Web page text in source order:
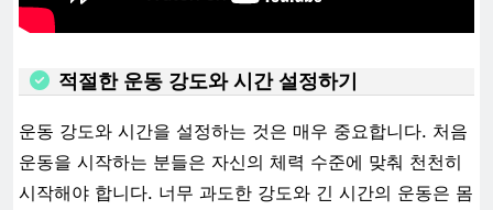
적절한 운동 강도와 시간 설정하기
운동 강도와 시간을 설정하는 것은 매우 중요합니다. 처음
운동을 시작하는 분들은 자신의 체력 수준에 맞춰 천천히
시작해야 합니다. 너무 과도한 강도와 긴 시간의 운동은 몸